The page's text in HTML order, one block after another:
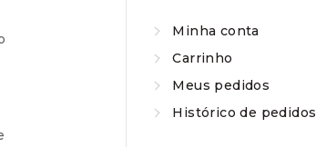
Minha conta
Carrinho
Meus pedidos
Histórico de pedidos